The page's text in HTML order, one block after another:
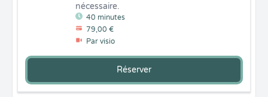
40 minutes
79,00 €
Par visio
nécessaire.
Réserver